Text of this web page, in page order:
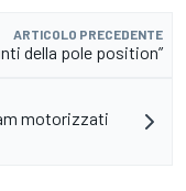
ARTICOLO PRECEDENTE
della pole position”
motorizzati